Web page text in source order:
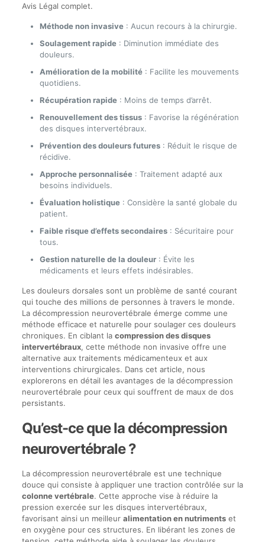
Avis Légal complet.
Méthode non invasive: Aucun recours à la chirurgie.
Soulagement rapide: Diminution immédiate des
douleurs.
Amélioration de la mobilité: Facilite les mouvements
quotidiens.
Récupération rapide: Moins de temps d’arrêt.
Renouvellement des tissus: Favorise la régénération
des disques intervertébraux.
Prévention des douleurs futures: Réduit le risque de
récidive.
Approche personnalisée: Traitement adapté aux
besoins individuels.
Évaluation holistique: Considère la santé globale du
patient.
Faible risque d’effets secondaires: Sécuritaire pour
tous.
Gestion naturelle de la douleur: Évite les
médicaments et leurs effets indésirables.
Les douleurs dorsales sont un problème de santé courant
qui touche des millions de personnes à travers le monde.
La décompression neurovertébrale émerge comme une
méthode efficace et naturelle pour soulager ces douleurs
chroniques. En ciblant la compression des disques
intervertébraux, cette méthode non invasive offre une
alternative aux traitements médicamenteux et aux
interventions chirurgicales. Dans cet article, nous
explorerons en détail les avantages de la décompression
neurovertébrale pour ceux qui souffrent de maux de dos
persistants.
Qu’est-ce que la décompression
neurovertébrale ?
La décompression neurovertébrale est une technique
douce qui consiste à appliquer une traction contrôlée sur la
colonne vertébrale. Cette approche vise à réduire la
pression exercée sur les disques intervertébraux,
favorisant ainsi un meilleur alimentation en nutrimentset
en oxygène pour ces structures. En libérant les zones de